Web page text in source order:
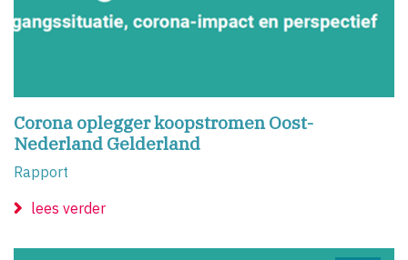
Corona oplegger koopstromen Oost-
Nederland Gelderland
Rapport
lees verder